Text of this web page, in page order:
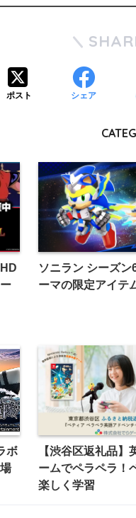
ポスト シェア
ソニラン シーズン
ーマの限定アイテ
ボ
【渋谷区返礼品】
ームでペラペラ！
楽しく学習